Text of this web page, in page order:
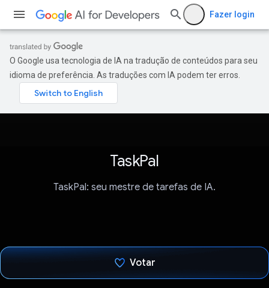
Fazer login
O Google usa tecnologia de IA na tradução de conteúdos para seu
idioma de preferência. As traduções com IA podem ter erros.
TaskPal
TaskPal: seu mestre de tarefas de IA.
Votar